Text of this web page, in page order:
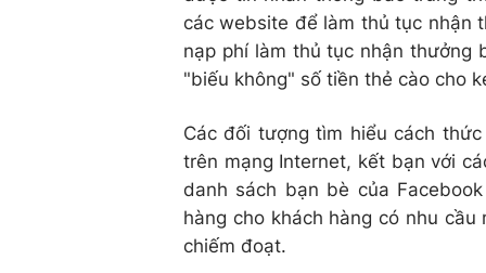
các website để làm thủ tục nhận
nạp phí làm thủ tục nhận thưởng
"biếu không" số tiền thẻ cào cho
Các đối tượng tìm hiểu cách
trên mạng Internet, kết bạn với
danh sách bạn bè của
hàng cho khách hàng có nhu
chiếm đoạt.